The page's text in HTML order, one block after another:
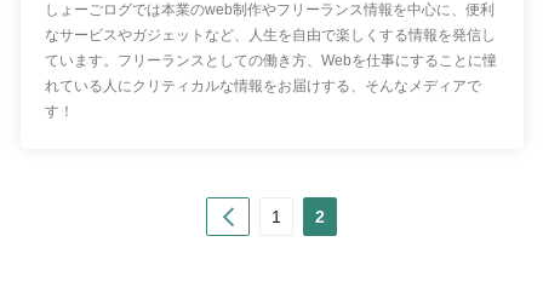
しょーごログでは本業のweb制作やフリーランス情報を中心に、便利
なサービスやガジェットなど、人生を自由で楽しくする情報を発信し
ています。フリーランスとしての働き方、Webを仕事にすることに憧
れている人にクリティカルな情報をお届けする、そんなメディアで
す！
Prev1 2